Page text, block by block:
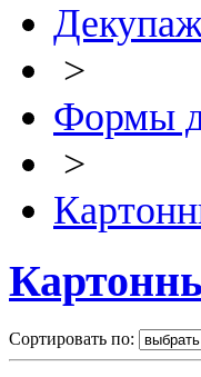
>
Формы
>
Сортировать по: